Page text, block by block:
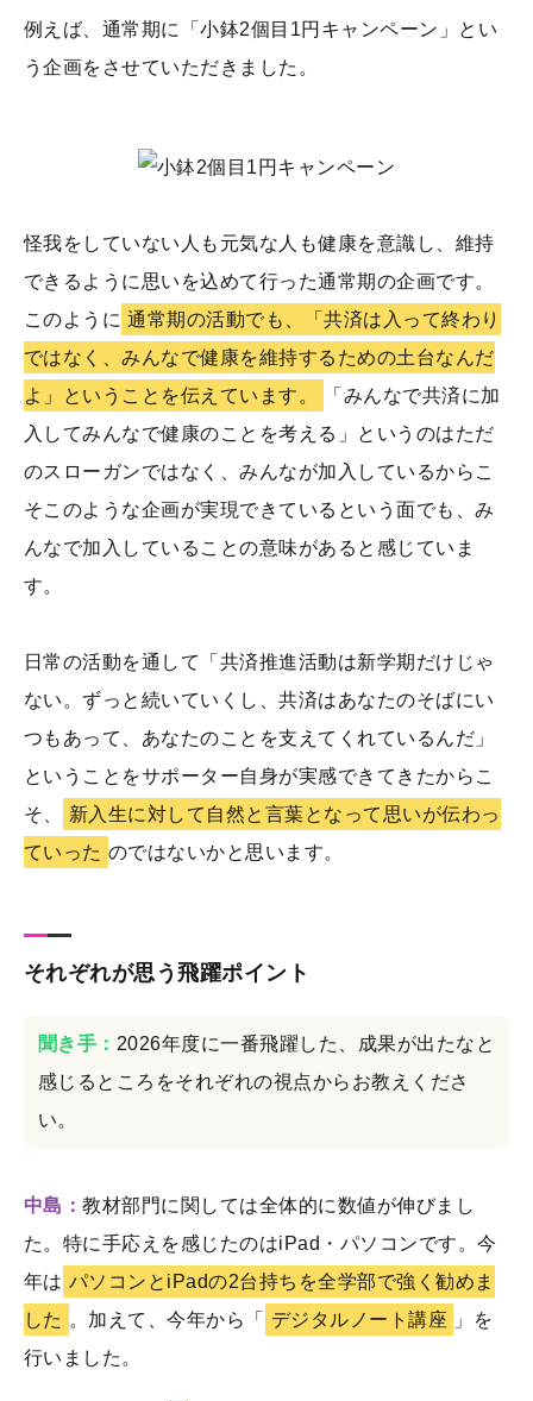
例えば、通常期に「小鉢2個目1円キャンペーン」とい
う企画をさせていただきました。
怪我をしていない人も元気な人も健康を意識し、維持
できるように思いを込めて行った通常期の企画です。
このように 通常期の活動でも、「共済は入って終わり
ではなく、みんなで健康を維持するための土台なんだ
よ」ということを伝えています。
「みんなで共済に加
入してみんなで健康のことを考える」というのはただ
のスローガンではなく、みんなが加入しているからこ
そこのような企画が実現できているという面でも、み
んなで加入していることの意味があると感じていま
す。
日常の活動を通して「共済推進活動は新学期だけじゃ
ない。ずっと続いていくし、共済はあなたのそばにい
つもあって、あなたのことを支えてくれているんだ」
ということをサポーター自身が実感できてきたからこ
そ、
新入生に対して自然と言葉となって思いが伝わっ
ていった のではないかと思います。
それぞれが思う飛躍ポイント
聞き手： 2026年度に一番飛躍した、成果が出たなと
感じるところをそれぞれの視点からお教えくださ
い。
中島：教材部門に関しては全体的に数値が伸びまし
た。特に手応えを感じたのはiPad・パソコンです。今
年は パソコンとiPadの2台持ちを全学部で強く勧めま
した 。加えて、今年から「 デジタルノート講座
」を
行いました。